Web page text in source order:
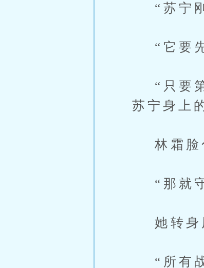
“苏宁刚
“它要先
“只要第
苏宁身上
林霜脸
“那就守
她转身
“所有战